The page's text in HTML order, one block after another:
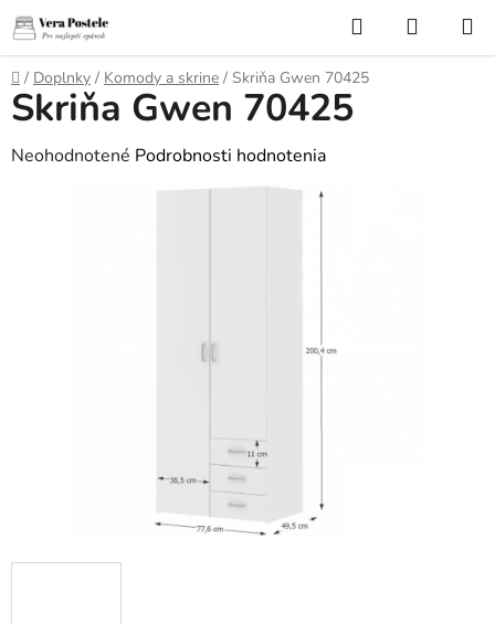
Prejsť
na
obsah
Hľadať
KOŠÍK
Domov
/ Doplnky / Komody a skrine / Skriňa Gwen 70425
Skriňa Gwen 70425
Priemerné
Neohodnotené Podrobnosti hodnotenia